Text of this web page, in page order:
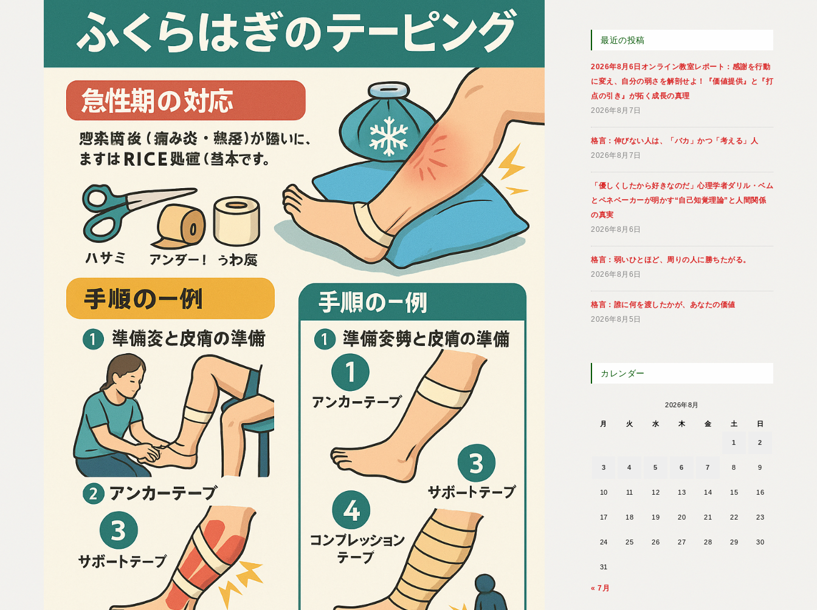
最近の投稿
2026年8月6日オンライン教室レポート：感謝を行動
に変え、自分の弱さを解剖せよ！『価値提供』と『打
点の引き』が拓く成長の真理
2026年8月7日
格言：伸びない人は、「バカ」かつ「考える」人
2026年8月7日
「優しくしたから好きなのだ」心理学者ダリル・ベム
とペネベーカーが明かす“自己知覚理論”と人間関係
の真実
2026年8月6日
格言：弱いひとほど、周りの人に勝ちたがる。
2026年8月6日
格言：誰に何を渡したかが、あなたの価値
2026年8月5日
カレンダー
2026年8月
月 火 水 木 金 土 日
1 2
3 4 5 6 7 8 9
10 11 12 13 14 15 16
17 18 19 20 21 22 23
24 25 26 27 28 29 30
31
« 7月